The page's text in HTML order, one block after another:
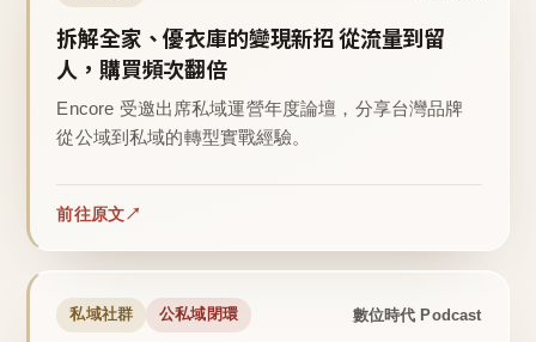
拆解全家、優衣庫的變現新招 從流量到留
人，購買頻次翻倍
Encore 受邀出席私域運營年度論壇，分享台灣品牌
從公域到私域的轉型實戰經驗。
前往原文
私域社群 公私域閉環 數位時代 Podcast